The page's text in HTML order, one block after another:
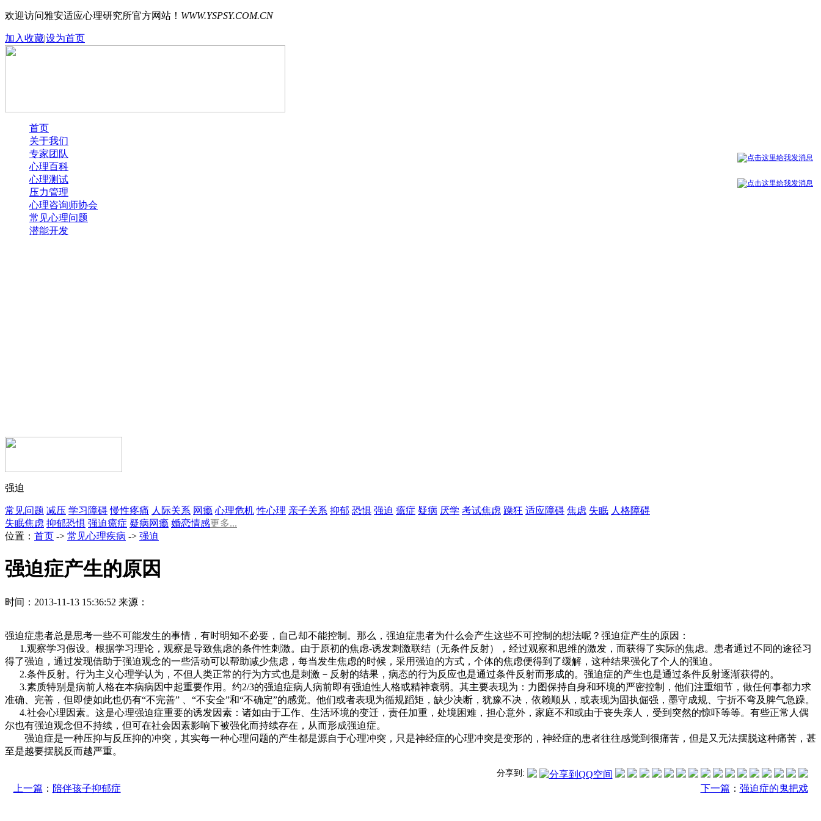
欢迎访问雅安适应心理研究所官方网站！ WWW.YSPSY.COM.CN
加入收藏|设为首页
首页
关于我们
专家团队
心理百科
心理测试
压力管理
心理咨询师协会
常见心理问题
潜能开发
强迫
常见问题 减压 学习障碍 慢性疼痛 人际关系 网瘾 心理危机 性心理 亲子关系 抑郁 恐惧 强迫 癔症 疑病 厌学 考试焦虑 躁狂 适应障碍 焦虑 失眠 人格障碍
失眠焦虑 抑郁恐惧 强迫癔症 疑病网瘾 婚恋情感更多...
位置： 首页 -> 常见心理疾病 -> 强迫
强迫症产生的原因
时间：2013-11-13 15:36:52 来源：
强迫症患者总是思考一些不可能发生的事情，有时明知不必要，自己却不能控制。那么，强迫症患者为什么会产生这些不可控制的想法呢？强迫症产生的原因：
1.观察学习假设。根据学习理论，观察是导致焦虑的条件性刺激。由于原初的焦虑-诱发刺激联结（无条件反射），经过观察和思维的激发，而获得了实际的焦虑。患者通过不同的途径习
得了强迫，通过发现借助于强迫观念的一些活动可以帮助减少焦虑，每当发生焦虑的时候，采用强迫的方式，个体的焦虑便得到了缓解，这种结果强化了个人的强迫。
2.条件反射。行为主义心理学认为，不但人类正常的行为方式也是刺激－反射的结果，病态的行为反应也是通过条件反射而形成的。强迫症的产生也是通过条件反射逐渐获得的。
3.素质特别是病前人格在本病病因中起重要作用。约2/3的强迫症病人病前即有强迫性人格或精神衰弱。其主要表现为：力图保持自身和环境的严密控制，他们注重细节，做任何事都力求
准确、完善，但即使如此也仍有“不完善” 、“不安全”和“不确定”的感觉。他们或者表现为循规蹈矩，缺少决断，犹豫不决，依赖顺从，或表现为固执倔强，墨守成规、宁折不弯及脾气急躁。
4.社会心理因素。这是心理强迫症重要的诱发因素：诸如由于工作、生活环境的变迁，责任加重，处境困难，担心意外，家庭不和或由于丧失亲人，受到突然的惊吓等等。有些正常人偶
尔也有强迫观念但不持续，但可在社会因素影响下被强化而持续存在，从而形成强迫症。
强迫症是一种压抑与反压抑的冲突，其实每一种心理问题的产生都是源自于心理冲突，只是神经症的心理冲突是变形的，神经症的患者往往感觉到很痛苦，但是又无法摆脱这种痛苦，甚
至是越要摆脱反而越严重。
分享到:
上一篇 ： 陪伴孩子抑郁症 下一篇 ： 强迫症的鬼把戏